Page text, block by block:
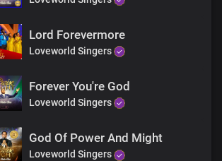
Lord Forevermore
Loveworld Singers
Forever You're God
Loveworld Singers
God Of Power And Might
Loveworld Singers